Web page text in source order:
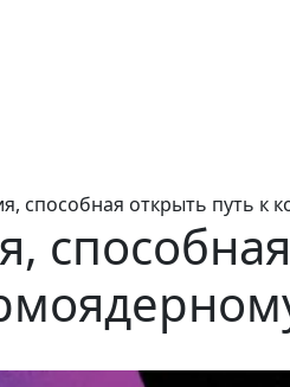
способная открыть путь к